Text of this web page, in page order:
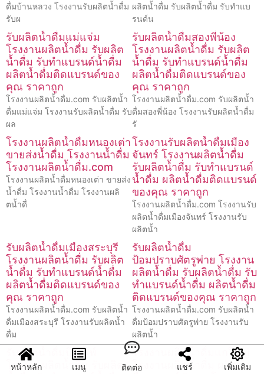
ดื่มบ้านหลวง โรงงานรับผลิตน้ำดื่ม
รับผ
ผลิตน้ำดื่ม รับผลิตน้ำดื่ม รับทำแบ
รนด์น
รับผลิตน้ำดื่มแม่แจ่ม
โรงงานผลิตน้ำดื่ม รับผลิต
น้ำดื่ม รับทำแบรนด์น้ำดื่ม
ผลิตน้ำดื่มติดแบรนด์ของ
คุณ ราคาถูก
โรงงานผลิตน้ำดื่ม.com รับผลิตน้ำ
ดื่มแม่แจ่ม โรงงานรับผลิตน้ำดื่ม รับ
ผล
รับผลิตน้ำดื่มสองพี่น้อง
โรงงานผลิตน้ำดื่ม รับผลิต
น้ำดื่ม รับทำแบรนด์น้ำดื่ม
ผลิตน้ำดื่มติดแบรนด์ของ
คุณ ราคาถูก
โรงงานผลิตน้ำดื่ม.com รับผลิตน้ำ
ดื่มสองพี่น้อง โรงงานรับผลิตน้ำดื่ม
รั
โรงงานผลิตน้ำดื่มหนองเต่า
ขายส่งน้ำดื่ม โรงงานน้ำดื่ม
โรงงานผลิตน้ำดื่ม.com
โรงงานผลิตน้ำดื่มหนองเต่า ขายส่ง
น้ำดื่ม โรงงานน้ำดื่ม โรงงานผลิ
ตน้ำดื่
โรงงานรับผลิตน้ำดื่มเมือง
จันทร์ โรงงานผลิตน้ำดื่ม
รับผลิตน้ำดื่ม รับทำแบรนด์
น้ำดื่ม ผลิตน้ำดื่มติดแบรนด์
ของคุณ ราคาถูก
โรงงานผลิตน้ำดื่ม.com โรงงานรับ
ผลิตน้ำดื่มเมืองจันทร์ โรงงานรับ
ผลิตน้ำ
รับผลิตน้ำดื่มเมืองสระบุรี
โรงงานผลิตน้ำดื่ม รับผลิต
น้ำดื่ม รับทำแบรนด์น้ำดื่ม
ผลิตน้ำดื่มติดแบรนด์ของ
คุณ ราคาถูก
โรงงานผลิตน้ำดื่ม.com รับผลิตน้ำ
ดื่มเมืองสระบุรี โรงงานรับผลิตน้ำ
ดื่ม
รับผลิตน้ำดื่ม
ป้อมปราบศัตรูพ่าย โรงงาน
ผลิตน้ำดื่ม รับผลิตน้ำดื่ม รับ
ทำแบรนด์น้ำดื่ม ผลิตน้ำดื่ม
ติดแบรนด์ของคุณ ราคาถูก
โรงงานผลิตน้ำดื่ม.com รับผลิตน้ำ
ดื่มป้อมปราบศัตรูพ่าย โรงงานรับ
ผลิตน้ำ
รับผลิตน้ำดื่มบึงบูรพ์
โรงงานผลิตน้ำดื่ม รับผลิต
โรงงานผลิตน้ำดื่มแกใหญ่
โรงงานผลิตน้ำดื่ม ผลิตน้ำ
หน้าหลัก เมนู ติดต่อ แชร์ เพิ่มเติม